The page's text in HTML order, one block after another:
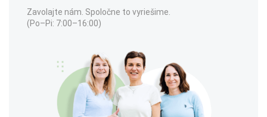
Zavolajte nám. Spoločne to vyriešime.
(Po–Pi: 7:00–16:00)